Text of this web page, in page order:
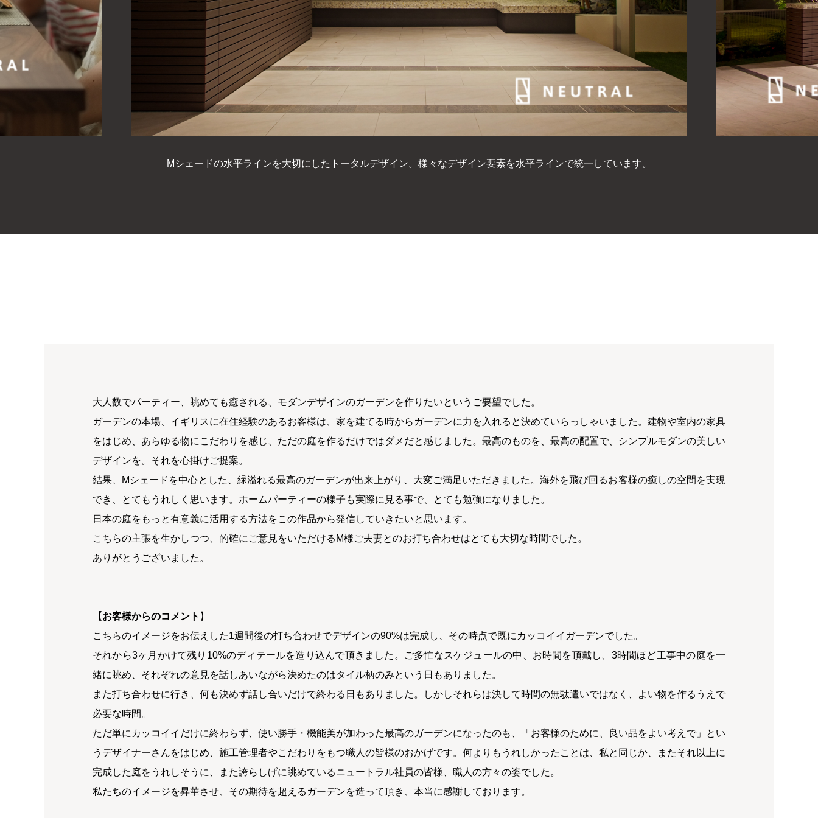
を大切にしたトータルデザイン。様々なデザイン要素を水平ラインで統一しています。
大人数でパーティー、眺めても癒される、モダンデザインのガーデンを作りたいというご要望でした。
ガーデンの本場、イギリスに在住経験のあるお客様は、家を建てる時からガーデンに力を入れると決めていらっしゃいました。建物や室内の家具
をはじめ、あらゆる物にこだわりを感じ、ただの庭を作るだけではダメだと感じました。最高のものを、最高の配置で、シンプルモダンの美しい
デザインを。それを心掛けご提案。
結果、Mシェードを中心とした、緑溢れる最高のガーデンが出来上がり、大変ご満足いただきました。海外を飛び回るお客様の癒しの空間を実現
でき、とてもうれしく思います。ホームパーティーの様子も実際に見る事で、とても勉強になりました。
日本の庭をもっと有意義に活用する方法をこの作品から発信していきたいと思います。
こちらの主張を生かしつつ、的確にご意見をいただけるM様ご夫妻とのお打ち合わせはとても大切な時間でした。
ありがとうございました。
【お客様からのコメント 】
こちらのイメージをお伝えした1週間後の打ち合わせでデザインの90%は完成し、その時点で既にカッコイイガーデンでした。
それから3ヶ月かけて残り10%のディテールを造り込んで頂きました。ご多忙なスケジュールの中、お時間を頂戴し、3時間ほど工事中の庭を一
緒に眺め、それぞれの意見を話しあいながら決めたのはタイル柄のみという日もありました。
また打ち合わせに行き、何も決めず話し合いだけで終わる日もありました。しかしそれらは決して時間の無駄遣いではなく、よい物を作るうえで
必要な時間。
ただ単にカッコイイだけに終わらず、使い勝手・機能美が加わった最高のガーデンになったのも、「お客様のために、良い品をよい考えで」とい
うデザイナーさんをはじめ、施工管理者やこだわりをもつ職人の皆様のおかげです。何よりもうれしかったことは、私と同じか、またそれ以上に
完成した庭をうれしそうに、また誇らしげに眺めているニュートラル社員の皆様、職人の方々の姿でした。
私たちのイメージを昇華させ、その期待を超えるガーデンを造って頂き、本当に感謝しております。